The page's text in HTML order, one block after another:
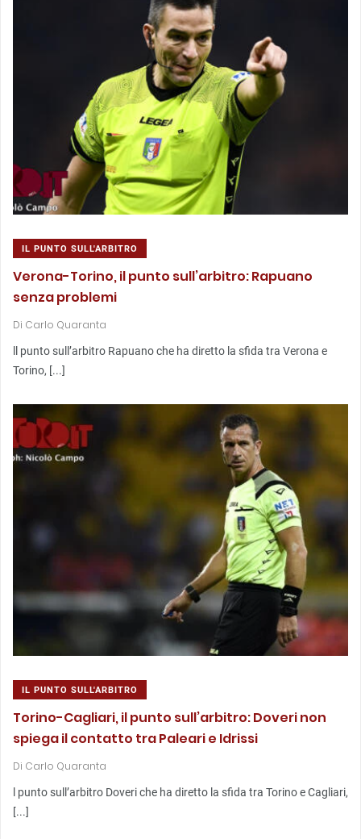
IL PUNTO SULL'ARBITRO
Verona-Torino, il punto sull’arbitro: Rapuano
senza problemi
Di Carlo Quaranta
ll punto sull’arbitro Rapuano che ha diretto la sfida tra Verona e
Torino, [...]
IL PUNTO SULL'ARBITRO
Torino-Cagliari, il punto sull’arbitro: Doveri non
spiega il contatto tra Paleari e Idrissi
Di Carlo Quaranta
l punto sull’arbitro Doveri che ha diretto la sfida tra Torino e Cagliari,
[...]